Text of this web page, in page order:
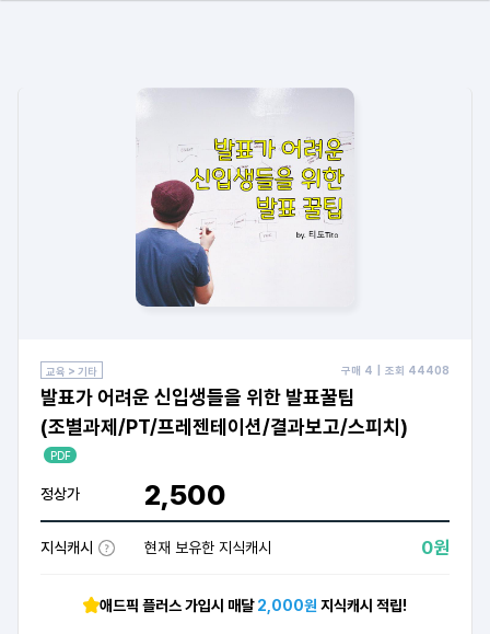
교육 > 기타 구매 4 | 조회 44408
발표가 어려운 신입생들을 위한 발표꿀팁
(조별과제/PT/프레젠테이션/결과보고/스피치)
PDF
정상가 2,500
지식캐시 현재 보유한 지식캐시 0원
애드픽 플러스 가입시 매달2,000원 지식캐시 적립!